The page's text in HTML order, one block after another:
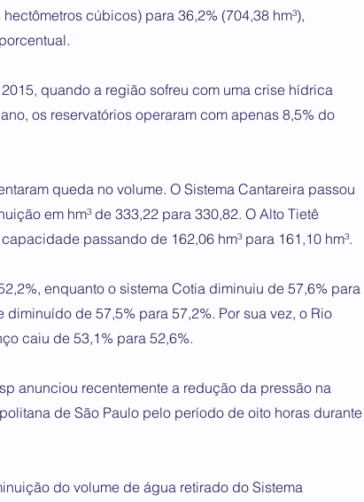
cúbicos) para 36,2% (704,38 hm³),
quando a região sofreu com uma crise hídrica
os reservatórios operaram com apenas 8,5% do
queda no volume. O Sistema Cantareira passou
em hm³ de 333,22 para 330,82. O Alto Tietê
passando de 162,06 hm³ para 161,10 hm³.
enquanto o sistema Cotia diminuiu de 57,6% para
diminuído de 57,5% para 57,2%. Por sua vez, o Rio
caiu de 53,1% para 52,6%.
anunciou recentemente a redução da pressão na
de São Paulo pelo período de oito horas durante
do volume de água retirado do Sistema